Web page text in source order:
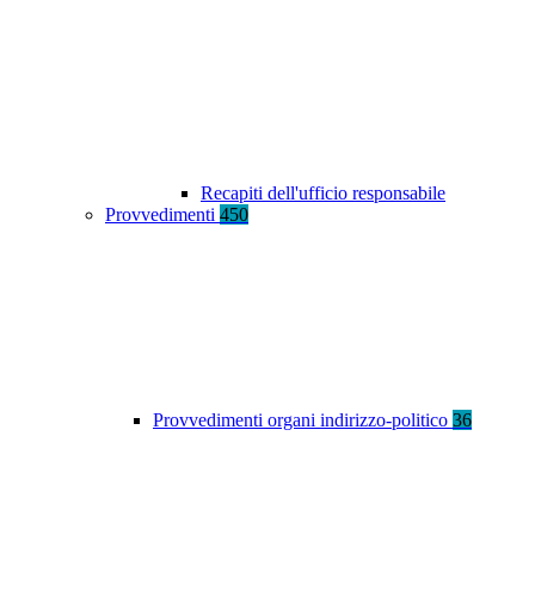
Recapiti dell'ufficio responsabile
Provvedimenti 450
Provvedimenti organi indirizzo-politico 36